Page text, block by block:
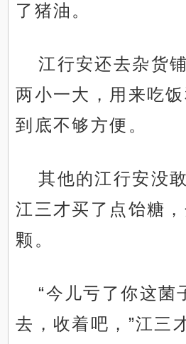
了猪油。
江行安还去杂货
两小一大，用来吃
到底不够方便。
其他的江行安没
江三才买了点饴糖
颗。
“今儿亏了你这菌
去，收着吧，”江三